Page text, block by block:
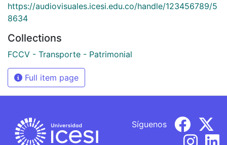
https://audiovisuales.icesi.edu.co/handle/123456789/5
8634
Collections
FCCV - Transporte - Patrimonial
Full item page
Síguenos